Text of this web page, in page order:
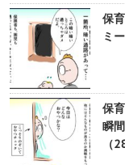
保
ミ
保
瞬
（